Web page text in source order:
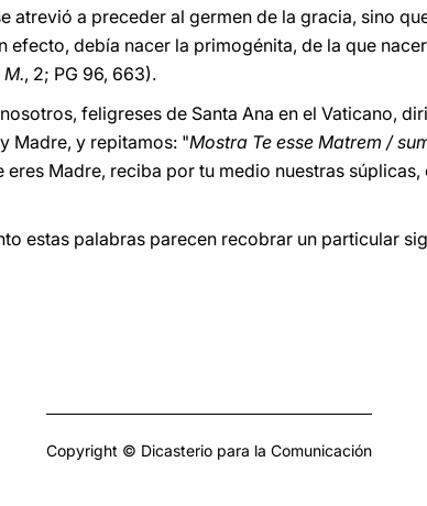
atrevió a preceder al germen de la gracia, sino
efecto, debía nacer la primogénita, de la que
M., 2; PG 96, 663).
feligreses de Santa Ana en el Vaticano,
Madre, y repitamos: "Mostra Te esse Matrem /
eres Madre, reciba por tu medio nuestras
estas palabras parecen recobrar un particular
Copyright © Dicasterio para la Comunicación